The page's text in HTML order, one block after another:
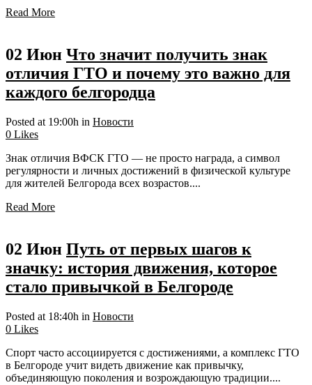
Read More
02 Июн Что значит получить знак
отличия ГТО и почему это важно для
каждого белгородца
Posted at 19:00h in Новости
0 Likes
Знак отличия ВФСК ГТО — не просто награда, а символ
регулярности и личных достижений в физической культуре
для жителей Белгорода всех возрастов....
Read More
02 Июн Путь от первых шагов к
значку: история движения, которое
стало привычкой в Белгороде
Posted at 18:40h in Новости
0 Likes
Спорт часто ассоциируется с достижениями, а комплекс ГТО
в Белгороде учит видеть движение как привычку,
объединяющую поколения и возрождающую традиции....